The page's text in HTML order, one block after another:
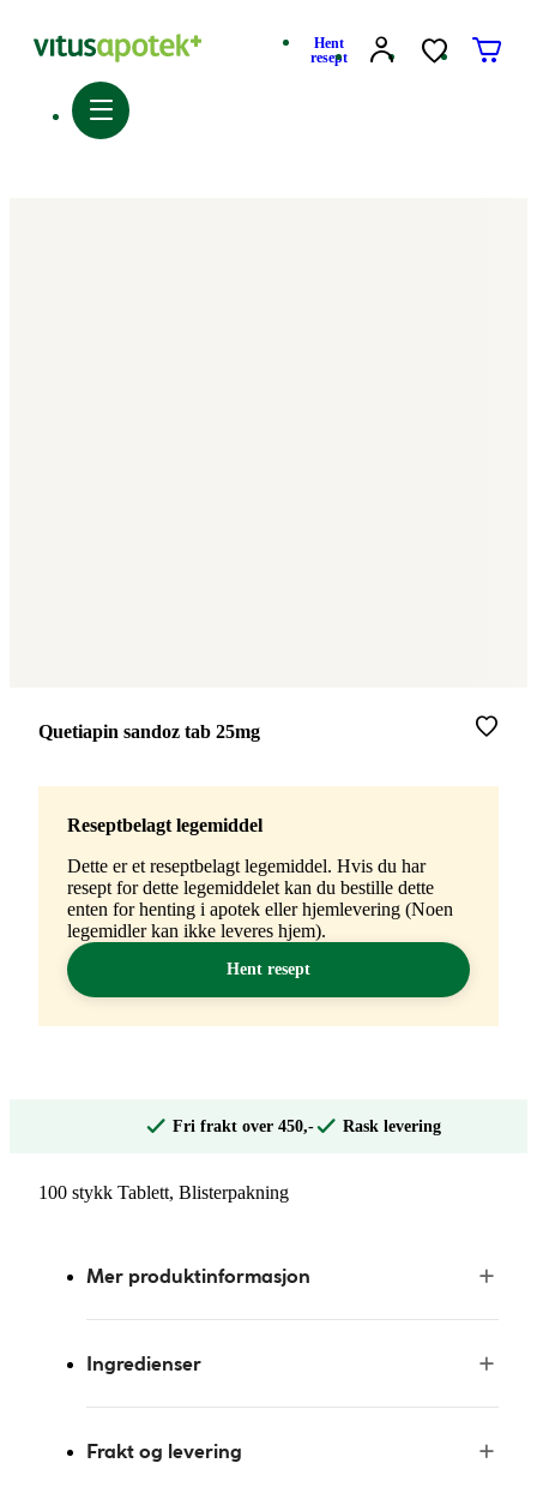
Hent
resept
Merke:
Quetiapin sandoz tab 25mg
Reseptbelagt legemiddel
Dette er et reseptbelagt legemiddel. Hvis du har
resept for dette legemiddelet kan du bestille dette
enten for henting i apotek eller hjemlevering (Noen
legemidler kan ikke leveres hjem).
Hent resept
Fri frakt over 450,- Rask levering
100 stykk Tablett, Blisterpakning
Mer produktinformasjon
Ingredienser
Frakt og levering